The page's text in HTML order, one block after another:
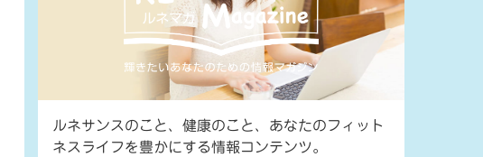
ルネサンスのこと、健康のこと、あなたのフィット
ネスライフを豊かにする情報コンテンツ。